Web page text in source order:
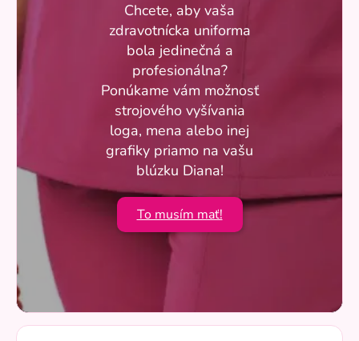
Chcete, aby vaša
zdravotnícka uniforma
bola jedinečná a
profesionálna?
Ponúkame vám možnosť
strojového vyšívania
loga, mena alebo inej
grafiky priamo na vašu
blúzku Diana!
To musím mať!